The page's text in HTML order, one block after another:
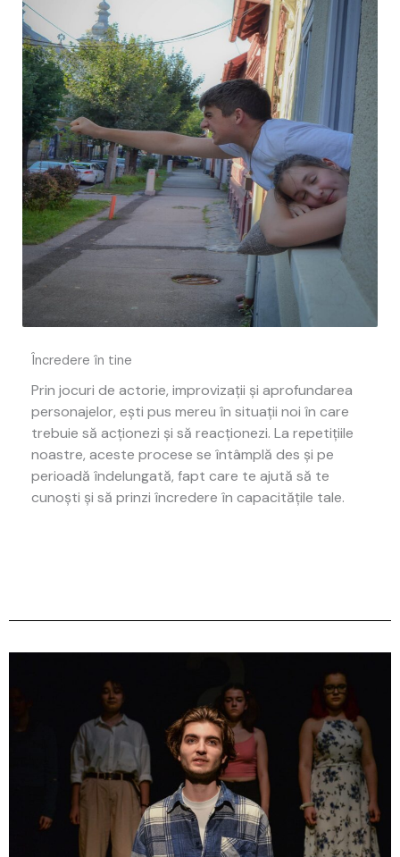
Încredere în tine
Prin jocuri de actorie, improvizații și aprofundarea
personajelor, ești pus mereu în situații noi în care
trebuie să acționezi și să reacționezi. La repetițiile
noastre, aceste procese se întâmplă des și pe
perioadă îndelungată, fapt care te ajută să te
cunoști și să prinzi încredere în capacitățile tale.